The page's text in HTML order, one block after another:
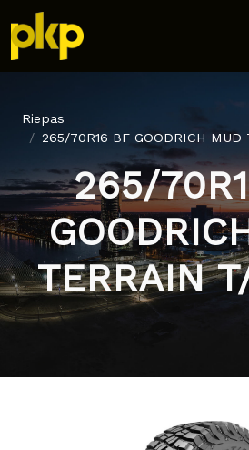
Riepas
265/70R16 BF GOODRICH MUD
265/
TERRAIN